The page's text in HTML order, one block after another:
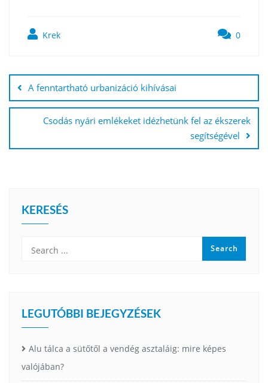
Krek 0
navigáció
A fenntartható urbanizáció kihívásai
Csodás nyári emlékeket idézhetünk fel az ékszerek
segítségével
KERESÉS
LEGUTÓBBI BEJEGYZÉSEK
Alu tálca a sütőtől a vendég asztaláig: mire képes
valójában?